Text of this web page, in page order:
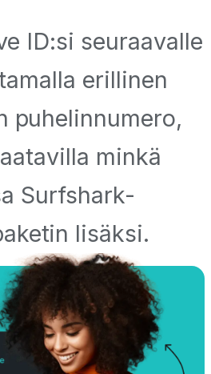
ID:si seuraavalle
erillinen
puhelinnumero,
minkä
Surfshark-
lisäksi.